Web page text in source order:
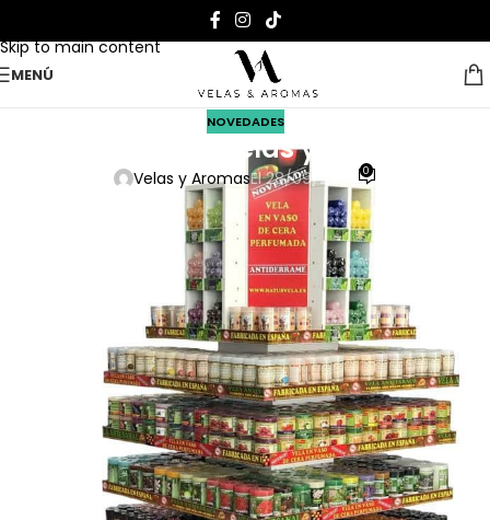
Skip to main content
MENÚ
NOVEDADES
Expositores Velas y aromas
Velas y AromasEl 28/09/2020 0
Os presentamos nuestro expositores
esotéricos, aromáticos y nuestra
góndola donde pueden encontrar
nuestros productos mas populares
en su tienda mas cercana.